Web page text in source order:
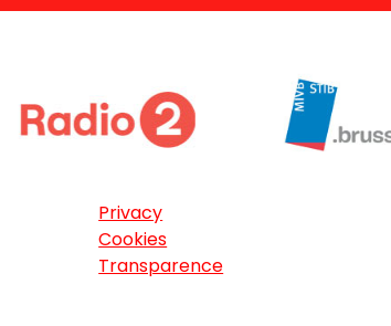
Privacy
Cookies
Transparence